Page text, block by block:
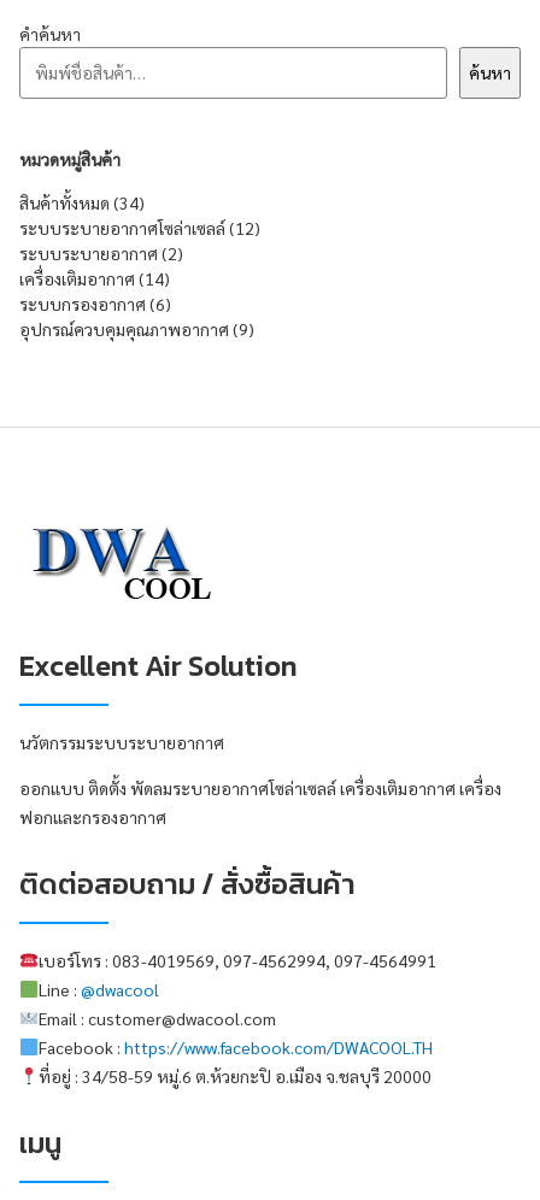
คำค้นหา
ค้นหา
หมวดหมู่สินค้า
สินค้าทั้งหมด 3434 products
ระบบระบายอากาศโซล่าเซลล์ 1212 products
ระบบระบายอากาศ 22 products
เครื่องเติมอากาศ 1414 products
ระบบกรองอากาศ 66 products
อุปกรณ์ควบคุมคุณภาพอากาศ 99 products
Excellent Air Solution
นวัตกรรมระบบระบายอากาศ
ออกแบบ ติดตั้ง พัดลมระบายอากาศโซล่าเซลล์ เครื่องเติมอากาศ เครื่อง
ฟอกและกรองอากาศ
ติดต่อสอบถาม / สั่งซื้อสินค้า
เบอร์โทร : 083-4019569, 097-4562994, 097-4564991
Line : @dwacool
Email : customer@dwacool.com
Facebook : https://www.facebook.com/DWACOOL.TH
ที่อยู่ : 34/58-59 หมู่.6 ต.ห้วยกะปิ อ.เมือง จ.ชลบุรี 20000
เมนู